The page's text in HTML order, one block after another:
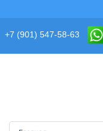
+7 (901) 547-58-63